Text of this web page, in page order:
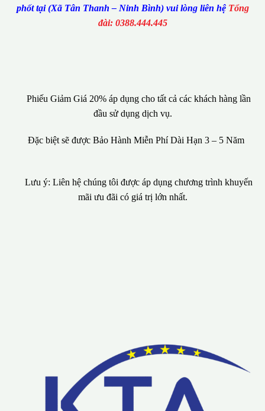
phốt tại (Xã Tân Thanh – Ninh Bình) vui lòng liên hệ Tổng
đài: 0388.444.445
đầu sử dụng dịch vụ.
Lưu ý: Liên hệ chúng tôi được áp dụng chương trình khuyến
mãi ưu đãi có giá trị lớn nhất.